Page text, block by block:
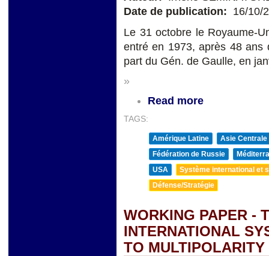
Date de publication: 16/10/
Le 31 octobre le Royaume-
entré en 1973, après 48 ans
part du Gén. de Gaulle, en
»
Read more
TAGS:
Amérique Latine
Asie Centrale
Fédération de Russie
USA
Système international et
Défense/Stratégie
WORKING PAPER -
INTERNATIONAL
TO MULTIPOLARITY